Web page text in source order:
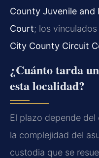
County Juvenile and
Court; los
City County Circuit
¿Cuánto tarda
esta localidad?
El plazo depende
la complejidad del
custodia que se